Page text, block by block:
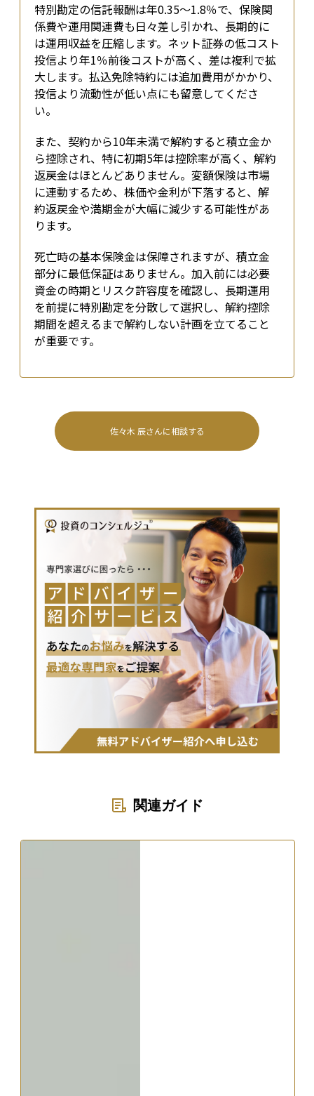
特別勘定の信託報酬は年0.35〜1.8％で、保険関
係費や運用関連費も日々差し引かれ、長期的に
は運用収益を圧縮します。ネット証券の低コスト
投信より年1％前後コストが高く、差は複利で拡
大します。払込免除特約には追加費用がかかり、
投信より流動性が低い点にも留意してくださ
い。
また、契約から10年未満で解約すると積立金か
ら控除され、特に初期5年は控除率が高く、解約
返戻金はほとんどありません。変額保険は市場
に連動するため、株価や金利が下落すると、解
約返戻金や満期金が大幅に減少する可能性があ
ります。
死亡時の基本保険金は保障されますが、積立金
部分に最低保証はありません。加入前には必要
資金の時期とリスク許容度を確認し、長期運用
を前提に特別勘定を分散して選択し、解約控除
期間を超えるまで解約しない計画を立てること
が重要です。
佐々木 辰さんに相談する
関連ガイド